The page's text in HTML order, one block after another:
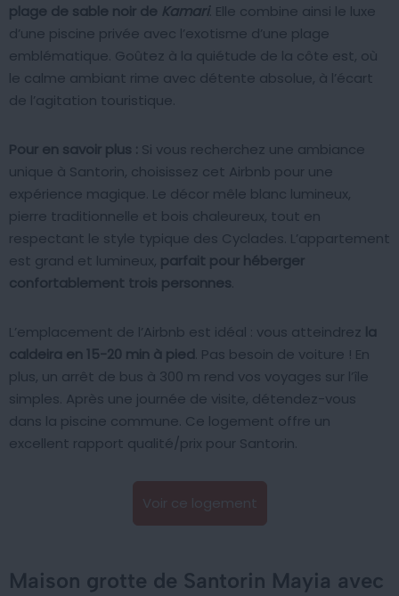
plage de sable noir de Kamari. Elle combine ainsi le luxe
d’une piscine privée avec l’exotisme d’une plage
emblématique. Goûtez à la quiétude de la côte est, où
le calme ambiant rime avec détente absolue, à l’écart
de l’agitation touristique.
Pour en savoir plus : Si vous recherchez une ambiance
unique à Santorin, choisissez cet Airbnb pour une
expérience magique. Le décor mêle blanc lumineux,
pierre traditionnelle et bois chaleureux, tout en
respectant le style typique des Cyclades. L’appartement
est grand et lumineux, parfait pour héberger
confortablement trois personnes
L’emplacement de l’Airbnb est idéal : vous atteindrez la
caldeira en 15-20 min à pied . Pas besoin de voiture ! En
plus, un arrêt de bus à 300 m rend vos voyages sur l’île
simples. Après une journée de visite, détendez-vous
dans la piscine commune. Ce logement offre un
excellent rapport qualité/prix pour Santorin.
Voir ce logement
Maison grotte de Santorin Mayia avec